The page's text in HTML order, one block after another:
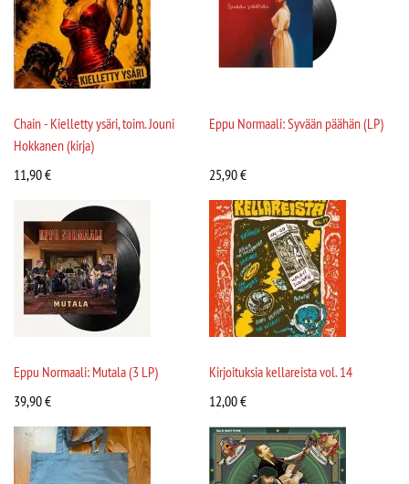
Chain - Kielletty ysäri, toim. Jouni
Hokkanen (kirja)
11,90€
Eppu Normaali: Syvään päähän (LP)
25,90€
Eppu Normaali: Mutala (3 LP)
39,90€
Kirjoituksia kellareista vol. 14
12,00€